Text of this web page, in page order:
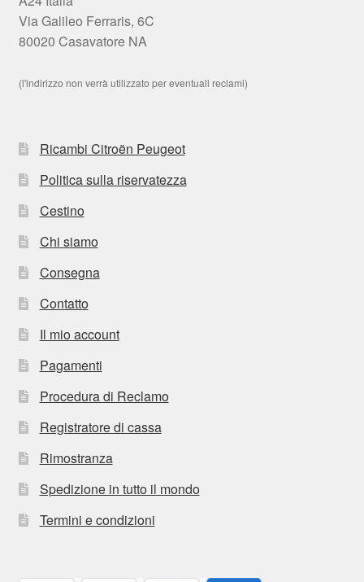
Via Galileo Ferraris, 6C
80020 Casavatore NA
(l'indirizzo non verrà utilizzato per eventuali reclami)
Ricambi Citroën Peugeot
Politica sulla riservatezza
Cestino
Chi siamo
Consegna
Contatto
Il mio account
Pagamenti
Procedura di Reclamo
Registratore di cassa
Rimostranza
Spedizione in tutto il mondo
Termini e condizioni